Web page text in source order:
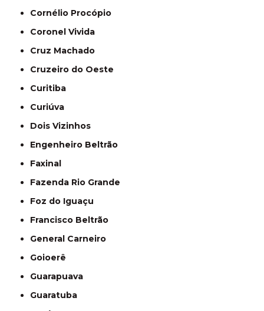
Cornélio Procópio
Coronel Vivida
Cruz Machado
Cruzeiro do Oeste
Curitiba
Curiúva
Dois Vizinhos
Engenheiro Beltrão
Faxinal
Fazenda Rio Grande
Foz do Iguaçu
Francisco Beltrão
General Carneiro
Goioerê
Guarapuava
Guaratuba